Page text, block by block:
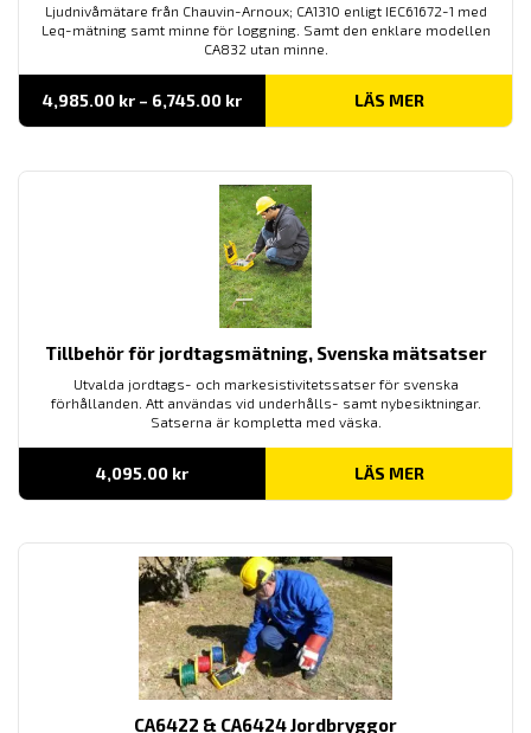
Ljudnivåmätare från Chauvin-Arnoux; CA1310 enligt IEC61672-1 med
Leq-mätning samt minne för loggning. Samt den enklare modellen
CA832 utan minne.
4,985.00 kr – 6,745.00 krPrisintervall:
till
LÄS MER
Tillbehör för jordtagsmätning, Svenska mätsatser
Utvalda jordtags- och markesistivitetssatser för svenska
förhållanden. Att användas vid underhålls- samt nybesiktningar.
Satserna är kompletta med väska.
4,095.00 kr LÄS MER
CA6422 & CA6424 Jordbryggor